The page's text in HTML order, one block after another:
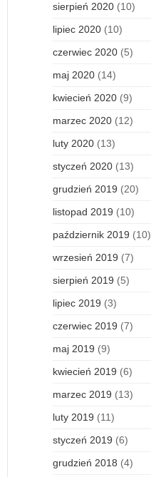
sierpień 2020 (10)
lipiec 2020 (10)
czerwiec 2020 (5)
maj 2020 (14)
kwiecień 2020 (9)
marzec 2020 (12)
luty 2020 (13)
styczeń 2020 (13)
grudzień 2019 (20)
listopad 2019 (10)
październik 2019 (10)
wrzesień 2019 (7)
sierpień 2019 (5)
lipiec 2019 (3)
czerwiec 2019 (7)
maj 2019 (9)
kwiecień 2019 (6)
marzec 2019 (13)
luty 2019 (11)
styczeń 2019 (6)
grudzień 2018 (4)